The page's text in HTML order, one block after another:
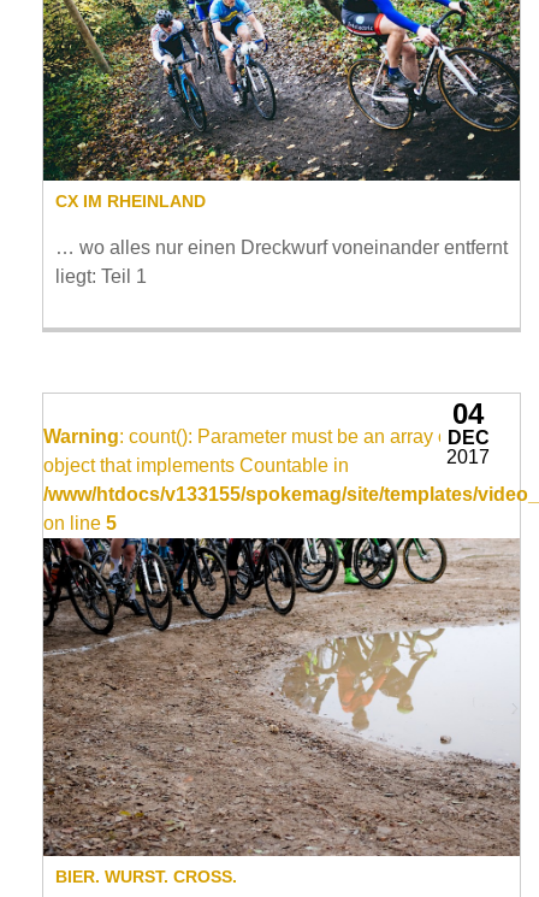
CX IM RHEINLAND
… wo alles nur einen Dreckwurf voneinander entfernt
liegt: Teil 1
Warning: count(): Parameter must be an array or an
object that implements Countable in
/www/htdocs/v133155/spokemag/site/templates/
on line 5
BIER. WURST. CROSS.
04
DEC
2017